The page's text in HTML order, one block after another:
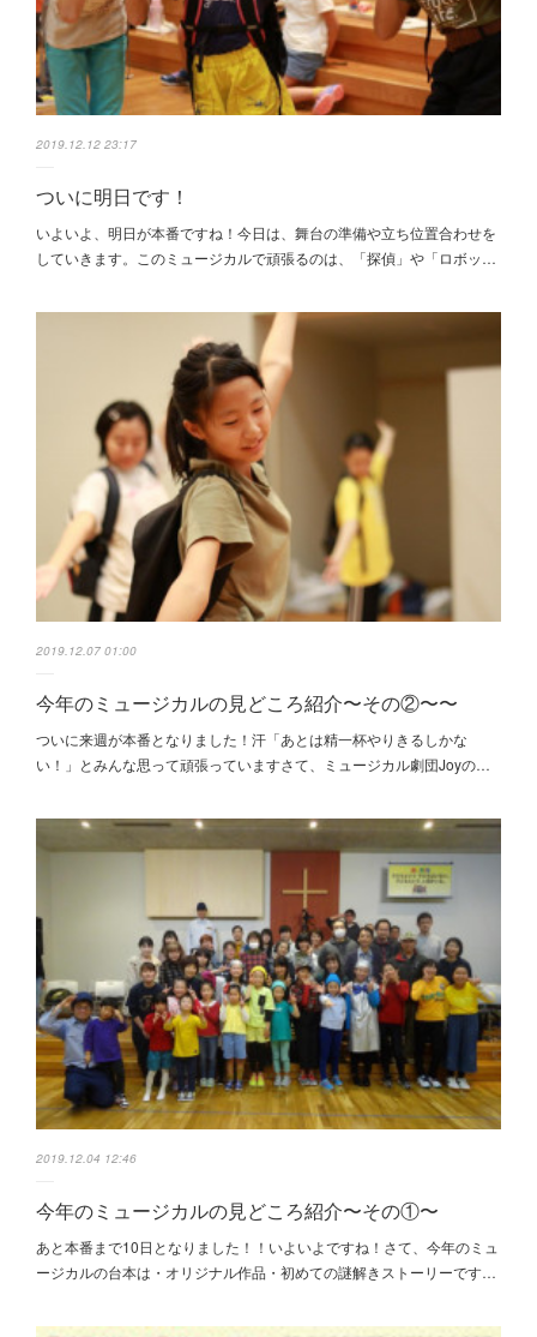
2019.12.12 23:17
ついに明日です！
いよいよ、明日が本番ですね！今日は、舞台の準備や立ち位置合わせを
していきます。このミュージカルで頑張るのは、「探偵」や「ロボッ…
2019.12.07 01:00
今年のミュージカルの見どころ紹介〜その②〜〜
ついに来週が本番となりました！汗「あとは精一杯やりきるしかな
い！」とみんな思って頑張っていますさて、ミュージカル劇団Joyの…
2019.12.04 12:46
今年のミュージカルの見どころ紹介〜その①〜
あと本番まで10日となりました！！いよいよですね！さて、今年のミュ
ージカルの台本は・オリジナル作品・初めての謎解きストーリーです…